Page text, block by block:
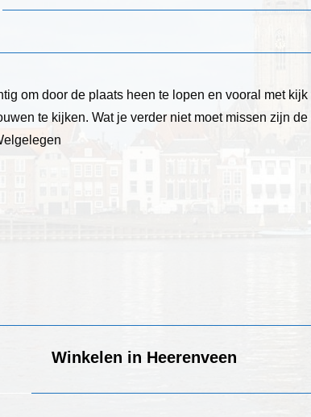
om door de plaats heen te lopen en vooral met
te kijken. Wat je verder niet moet missen zijn
Winkelen in Heerenveen